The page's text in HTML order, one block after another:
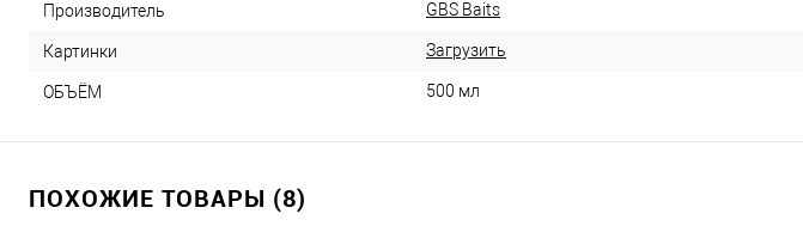
Производитель GBS Baits
Картинки Загрузить
ОБЪЁМ 500 мл
ПОХОЖИЕ ТОВАРЫ (8)